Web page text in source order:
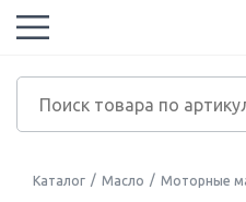
Каталог Масло Моторные